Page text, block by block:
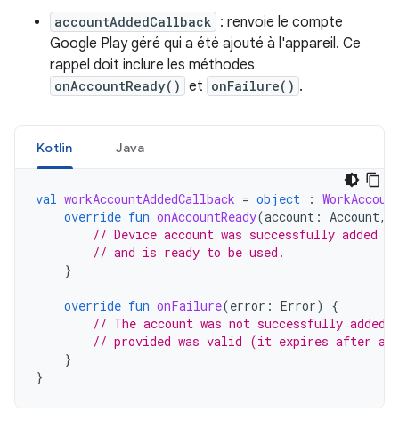
accountAddedCallback : renvoie le compte
Google Play géré qui a été ajouté à l'appareil. Ce
rappel doit inclure les méthodes
onAccountReady() et onFailure() .
Kotlin Java
val workAccountAddedCallback = object :
override fun onAccountReady(account : Account,
// Device account was successfully added
// and is ready to be used.
}
override fun onFailure(error : Error)
{
// The account was not successfully
// provided was valid (it expires after a
}
}